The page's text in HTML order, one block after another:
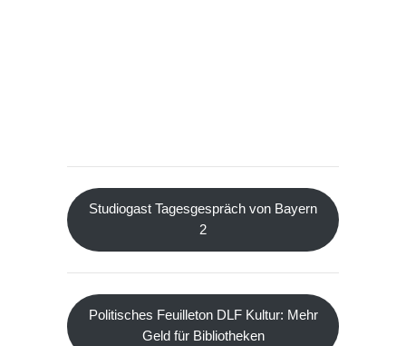
Studiogast Tagesgespräch von Bayern
2
Politisches Feuilleton DLF Kultur: Mehr
Geld für Bibliotheken